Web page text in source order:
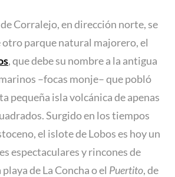
Corralejo, en dirección norte, se
parque natural majorero, el
, que debe su nombre a la antigua
–focas monje– que pobló
pequeña isla volcánica de apenas
Surgido en los tiempos
el islote de Lobos es hoy un
espectaculares y rincones de
de La Concha o el Puertito, de